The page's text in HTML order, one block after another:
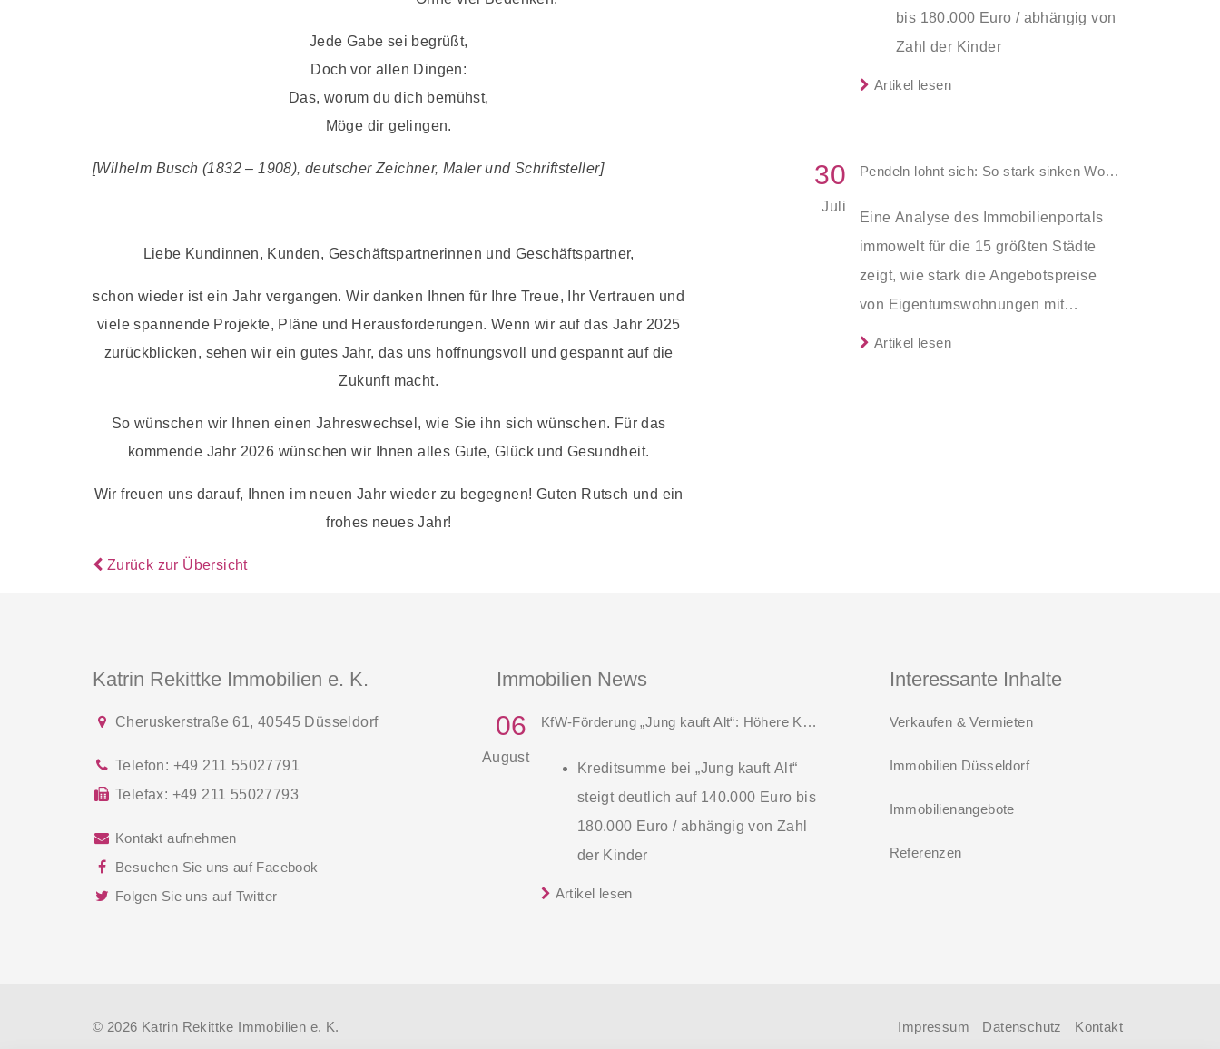
Jede Gabe sei begrüßt,
Doch vor allen Dingen:
Das, worum du dich bemühst,
Möge dir gelingen.
[Wilhelm Busch (1832 – 1908), deutscher Zeichner, Maler und Schriftsteller]
Liebe Kundinnen, Kunden, Geschäftspartnerinnen und Geschäftspartner,
schon wieder ist ein Jahr vergangen. Wir danken Ihnen für Ihre Treue, Ihr Vertrauen und
viele spannende Projekte, Pläne und Herausforderungen. Wenn wir auf das Jahr 2025
zurückblicken, sehen wir ein gutes Jahr, das uns hoffnungsvoll und gespannt auf die
Zukunft macht.
So wünschen wir Ihnen einen Jahreswechsel, wie Sie ihn sich wünschen. Für das
kommende Jahr 2026 wünschen wir Ihnen alles Gute, Glück und Gesundheit.
Wir freuen uns darauf, Ihnen im neuen Jahr wieder zu begegnen! Guten Rutsch und ein
frohes neues Jahr!
bis 180.000 Euro / abhängig von
Zahl der Kinder
Jahren Laufzeit und 10 Jahren
Antragstellende verpflichten sich
zu energetischer Sanierung
binnen 54 Monaten nach
Förderzusage / Sanierung in
Einzelmaßnahmen ab sofort
Die KfW und der Bund verbessern
Förderprodukt „Wohneigentum für
bewohnen und sanieren, können ab
kauft Alt“ werden aus Mitteln des
Stadtentwicklung und Bauwesen
(BMWSB) verbilligt: Heute liegt der
Jahren Laufzeit und 10 Jahren
Zinsbindung bei 0,53 Prozent effektiv.
Artikel lesen
30
Juli
Pendeln lohnt sich: So stark sinken Wohnungspreise im Umland
Eine Analyse des Immobilienportals
immowelt für die 15 größten Städte
zeigt, wie stark die Angebotspreise
von Eigentumswohnungen mit
zunehmender Entfernung sinken:
Artikel lesen
Zurück zur Übersicht
Katrin Rekittke Immobilien e. K.
Cheruskerstraße 61, 40545 Düsseldorf
Telefon: +49 211 55027791
Telefax: +49 211 55027793
Kontakt aufnehmen
Besuchen Sie uns auf Facebook
Folgen Sie uns auf Twitter
Immobilien News
06
August
KfW-Förderung „Jung kauft Alt“: Höhere Kredite ab August 2026
Kreditsumme bei „Jung kauft Alt“
steigt deutlich auf 140.000 Euro bis
180.000 Euro / abhängig von Zahl
der Kinder
Die KfW und der Bund verbessern
Artikel lesen
Interessante Inhalte
Verkaufen & Vermieten
Immobilien Düsseldorf
Immobilienangebote
Referenzen
© 2026 Katrin Rekittke Immobilien e. K. Impressum Datenschutz Kontakt